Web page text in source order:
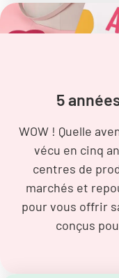
5
WOW ! Quelle
vécu en cinq
centres de
marchés et
pour vous offrir
conçus